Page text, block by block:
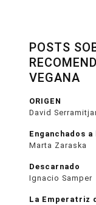
POSTS
VEGANA
ORIGEN
David
Enganchados
Marta Zaraska
Descarnado
Ignacio Samper
La Emperatriz